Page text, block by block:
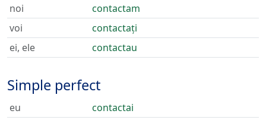
noi
contactam
voi
contactați
ei, ele
contactau
Simple perfect
eu
contactai